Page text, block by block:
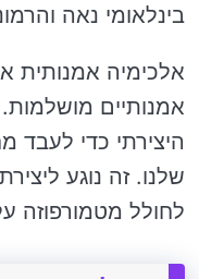
בינלאומי נאה
אלכימיה אמנותית
אמנותיים
היצירתי כדי
שלנו. זה נוגע
לחולל מטמורפוזה